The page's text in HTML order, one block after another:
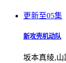
更新至05集
新攻壳机动队
坂本真绫,